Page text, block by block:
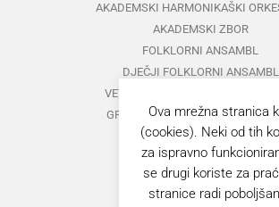
AKADEMSKI HARMONIKAŠKI
AKADEMSKI ZBOR
FOLKLORNI ANSAMBL
DJEČJI FOLKLORNI ANSAMBL
VETERANI FOLKLORNOG
GRUPA ZA MEĐUNARODNI
KAZALIŠTE
MUŠKI VOKALNI ANSAMBL
ZAJEDNIČKI KONCERTI
Ova mrežna stranica
(cookies). Neki od tih
za ispravno
se drugi koriste za
stranice radi